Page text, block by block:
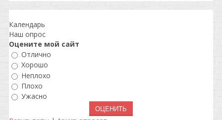
Календарь
Наш опрос
Оцените мой сайт
Отлично
Хорошо
Неплохо
Плохо
Ужасно